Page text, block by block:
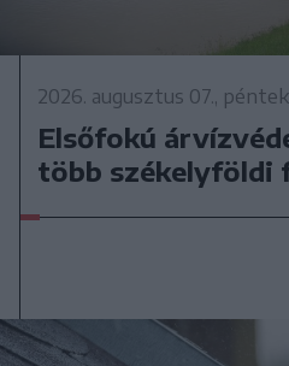
2026. augusztus 07., péntek
Elsőfokú
több székelyföldi